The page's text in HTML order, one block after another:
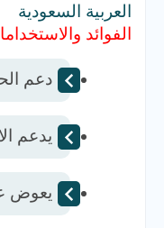
العربية السعودية
الفوائد
دعم
يدعم
يعوض